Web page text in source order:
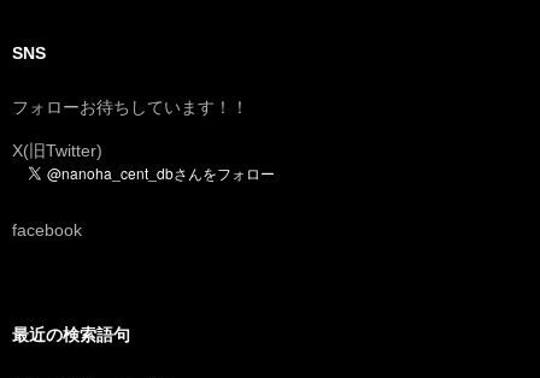
SNS
フォローお待ちしています！！
X(旧Twitter)
facebook
最近の検索語句